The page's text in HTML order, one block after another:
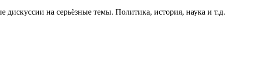
дискуссии на серьёзные темы. Политика, история, наука и т.д.